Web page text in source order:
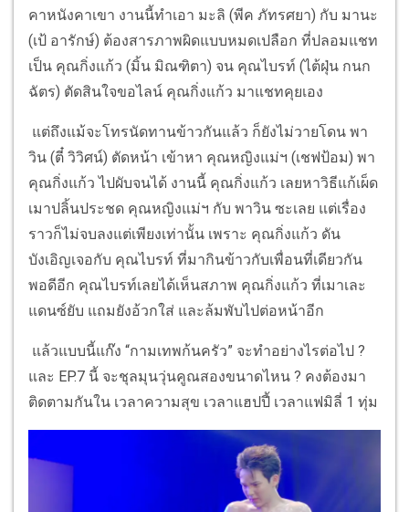
คาหนังคาเขา งานนี้ทำเอา มะลิ (พีค ภัทรศยา) กับ มานะ
(เป้ อารักษ์) ต้องสารภาพผิดแบบหมดเปลือก ที่ปลอมแชท
เป็น คุณกิ่งแก้ว (มิ้น มิณฑิตา) จน คุณไบรท์ (ไต้ฝุ่น กนก
ฉัตร) ตัดสินใจขอไลน์ คุณกิ่งแก้ว มาแชทคุยเอง
แต่ถึงแม้จะโทรนัดทานข้าวกันแล้ว ก็ยังไม่วายโดน พา
วิน (ตี๋ วิวิศน์) ตัดหน้า เข้าหา คุณหญิงแม่ฯ (เชฟป้อม) พา
คุณกิ่งแก้ว ไปผับจนได้ งานนี้ คุณกิ่งแก้ว เลยหาวิธีแก้เผ็ด
เมาปลิ้นประชด คุณหญิงแม่ฯ กับ พาวิน ซะเลย แต่เรื่อง
ราวก็ไม่จบลงแต่เพียงเท่านั้น เพราะ คุณกิ่งแก้ว ดัน
บังเอิญเจอกับ คุณไบรท์ ที่มากินข้าวกับเพื่อนที่เดียวกัน
พอดีอีก คุณไบรท์เลยได้เห็นสภาพ คุณกิ่งแก้ว ที่เมาเละ
แดนซ์ยับ แถมยังอ้วกใส่ และล้มพับไปต่อหน้าอีก
แล้วแบบนี้แก๊ง “กามเทพก้นครัว” จะทำอย่างไรต่อไป ?
และ EP.7 นี้ จะชุลมุนวุ่นคูณสองขนาดไหน ? คงต้องมา
ติดตามกันใน เวลาความสุข เวลาแฮปปี้ เวลาแฟมิลี่ 1 ทุ่ม